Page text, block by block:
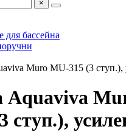
×
для бассейна
Muro MU-315 (3 ступ.),
Aquaviva
ступ.),